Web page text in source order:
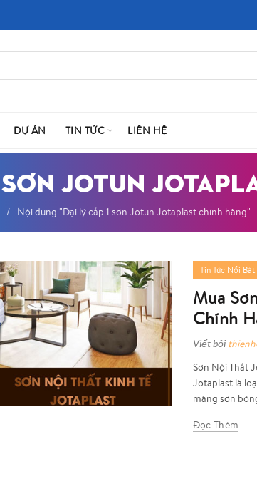
DỰ ÁN TIN TỨC LIÊN HỆ
JOTUN
Nội dung "Đại lý cấp 1 sơn Jotun Jotaplast chính hãng"
Tin Tức Nổi Bật
Mua
Chính
Viết bởi
Sơn Nội Thất
Jotaplast là
màng sơn
Đọc Thêm